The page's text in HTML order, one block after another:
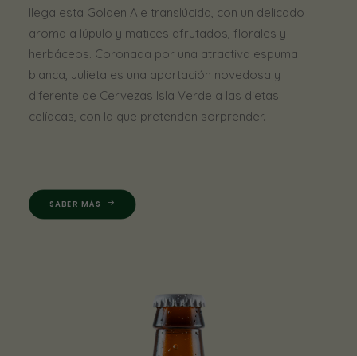
llega esta Golden Ale translúcida, con un delicado
aroma a lúpulo y matices afrutados, florales y
herbáceos. Coronada por una atractiva espuma
blanca, Julieta es una aportación novedosa y
diferente de Cervezas Isla Verde a las dietas
celíacas, con la que pretenden sorprender.
SABER MÁS